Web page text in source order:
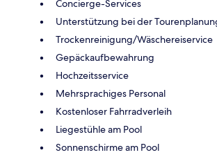
Concierge-Services
Unterstützung bei der
Trockenreinigung/Wäschereiservice
Gepäckaufbewahrung
Hochzeitsservice
Mehrsprachiges Personal
Kostenloser Fahrradverleih
Liegestühle am Pool
Sonnenschirme am Pool